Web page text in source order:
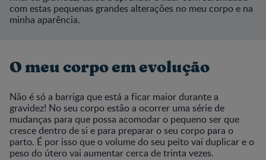
com estas pequenas grandes alterações no meu corpo e na
minha aparência.
O meu corpo em evolução
Não é só a barriga que está a ficar maior durante a
gravidez! No seu corpo estão a ocorrer uma série de
mudanças para que possa acomodar o pequeno ser que
cresce dentro de si e para preparar o seu corpo para o
parto. É por isso que o volume do seu peito vai duplicar e o
peso do útero vai aumentar cerca de trinta vezes.